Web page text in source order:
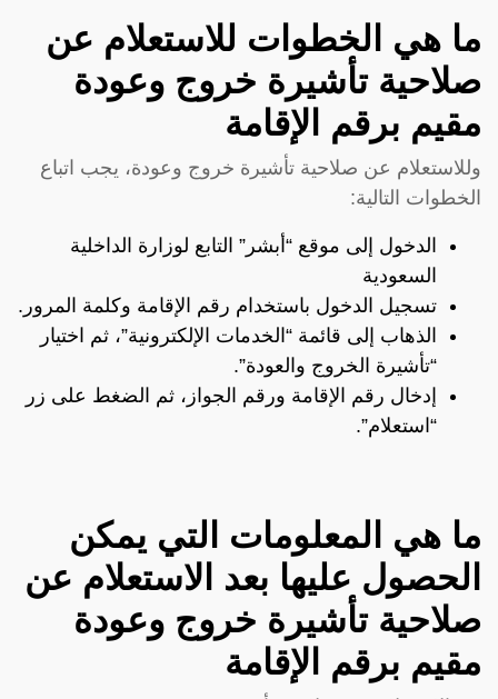
ما هي الخطوات للاستعلام عن
صلاحية تأشيرة خروج وعودة
مقيم برقم الإقامة
وللاستعلام عن صلاحية تأشيرة خروج وعودة، يجب اتباع
الخطوات التالية:
الدخول إلى موقع “أبشر” التابع لوزارة الداخلية
السعودية
تسجيل الدخول باستخدام رقم الإقامة وكلمة المرور.
الذهاب إلى قائمة “الخدمات الإلكترونية”، ثم اختيار
“تأشيرة الخروج والعودة”.
إدخال رقم الإقامة ورقم الجواز، ثم الضغط على زر
“استعلام”.
ما هي المعلومات التي يمكن
الحصول عليها بعد الاستعلام عن
صلاحية تأشيرة خروج وعودة
مقيم برقم الإقامة